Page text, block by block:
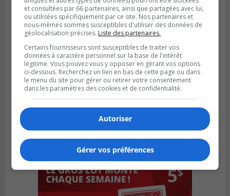
et consultées par 66 partenaires, ainsi que partagées avec lui,
ou utilisées spécifiquement par ce site. Nos partenaires et
nous-mêmes sommes susceptibles d'utiliser des données de
géolocalisation précises. Liste des partenaires.
Certains fournisseurs sont susceptibles de traiter vos
données à caractère personnel sur la base de l'intérêt
légitime. Vous pouvez vous y opposer en gérant vos options
ci-dessous. Recherchez un lien en bas de cette page ou dans
le menu du site pour gérer ou retirer votre consentement
dans les paramètres des cookies et de confidentialité.
Autoriser
Gérer vos préférences